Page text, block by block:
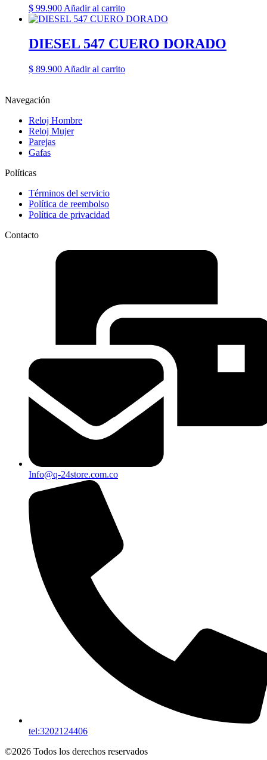
$ 99.900 Añadir al carrito
DIESEL 547 CUERO DORADO
$ 89.900 Añadir al carrito
Navegación
Reloj Hombre
Reloj Mujer
Parejas
Gafas
Políticas
Términos del servicio
Política de reembolso
Política de privacidad
Contacto
Info@q-24store.com.co
tel:3202124406
©2026 Todos los derechos reservados